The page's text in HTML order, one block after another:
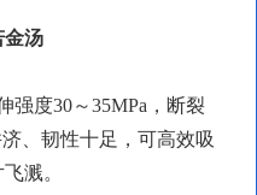
金汤
强度30～35MPa，断裂
、韧性十足，可高效吸
溅。